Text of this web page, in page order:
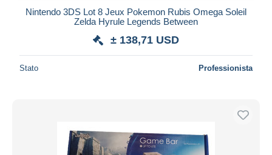
Nintendo 3DS Lot 8 Jeux Pokemon Rubis Omega Soleil
Zelda Hyrule Legends Between
± 138,71 USD
Stato Professionista